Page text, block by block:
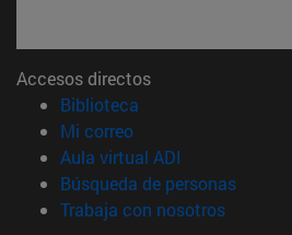
Accesos directos
Biblioteca
Mi correo(abre en nueva
Aula virtual ADI
Búsqueda de personas(abre
Trabaja con nosotros(abre en